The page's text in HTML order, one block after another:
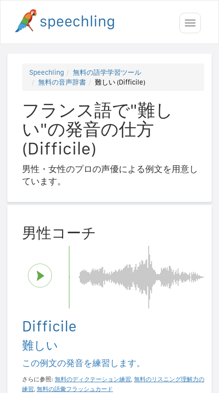
Toggle
Speechling
無料の語学学習ツール
無料の音声辞書
難しい (Difficile)
フランス語で"難し
い"の発音の仕方
(Difficile)
男性・女性のプロの声優による例文を用意し
ています。
男性コーチ
Difficile
難しい
この例文の発音を練習します。
さらに参照: 無料のディクテーション練習, 無料のリスニング理解力の
練習, 無料の語彙フラッシュカード